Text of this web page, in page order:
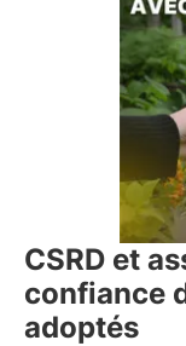
CSRD et
confiance
adoptés